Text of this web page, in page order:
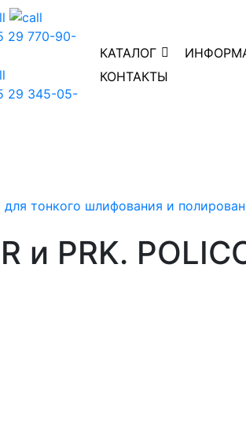
29 770-90-
29 345-05-
КАТАЛОГ
КОНТАКТЫ
для тонкого шлифования и
и PRK.